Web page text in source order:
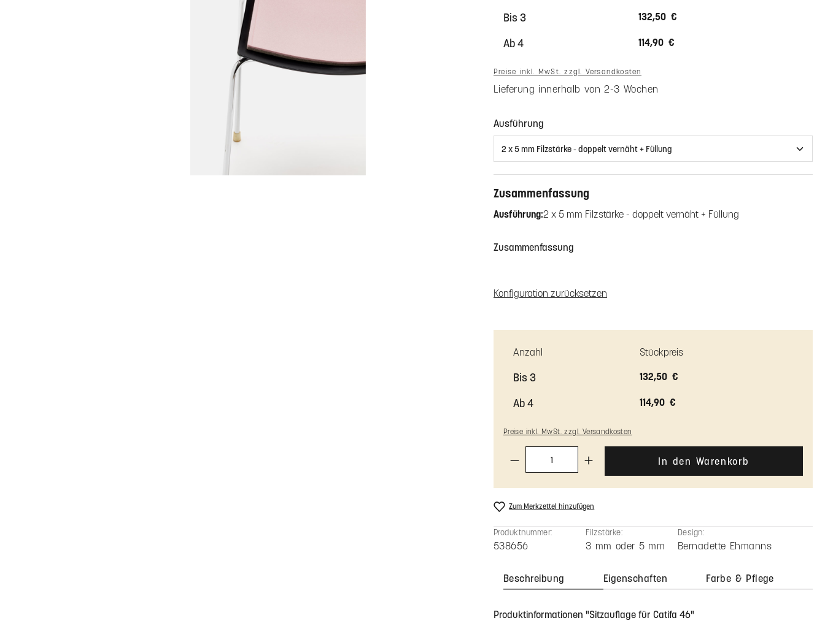
Bis 3 132,50 €
Ab4 114,90 €
Preise inkl. MwSt. zzgl. Versandkosten
Lieferung innerhalb von 2-3 Wochen
Ausführung
Zusammenfassung
Ausführung:2 x 5 mm Filzstärke - doppelt vernäht + Füllung
Farbe A
Farbe B
Konfiguration zurücksetzen
Anzahl Stückpreis
Bis 132,50 €